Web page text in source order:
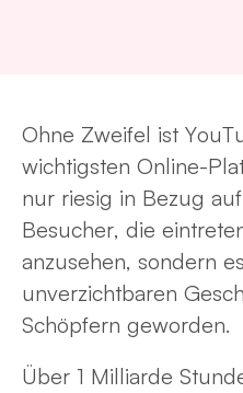
Ohne Zweifel ist
wichtigsten Online-
nur riesig in Bezug
Besucher, die
anzusehen, sondern
unverzichtbaren
Schöpfern geworden.
Über 1 Milliarde